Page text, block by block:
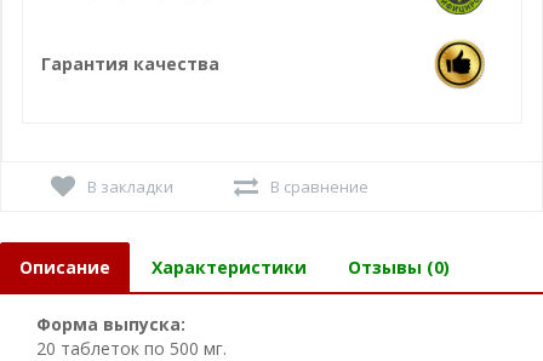
Гарантия качества
В закладки В сравнение
Описание Характеристики Отзывы (0)
Форма выпуска:
20 таблеток по 500 мг.